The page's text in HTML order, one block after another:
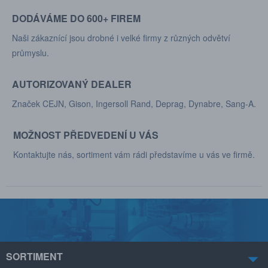
DODÁVÁME DO 600+ FIREM
Naši zákaznící jsou drobné i velké firmy z různých odvětví
průmyslu.
AUTORIZOVANÝ DEALER
Značek CEJN, Gison, Ingersoll Rand, Deprag, Dynabre, Sang-A.
MOŽNOST PŘEDVEDENÍ U VÁS
Kontaktujte nás, sortiment vám rádi představíme u vás ve firmě.
SORTIMENT